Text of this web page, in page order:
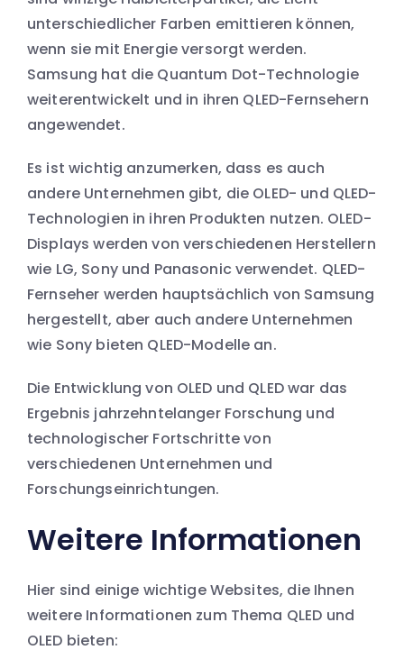
unterschiedlicher Farben emittieren können,
wenn sie mit Energie versorgt werden.
Samsung hat die Quantum Dot-Technologie
weiterentwickelt und in ihren QLED-Fernsehern
angewendet.
Es ist wichtig anzumerken, dass es auch
andere Unternehmen gibt, die OLED- und QLED-
Technologien in ihren Produkten nutzen. OLED-
Displays werden von verschiedenen Herstellern
wie LG, Sony und Panasonic verwendet. QLED-
Fernseher werden hauptsächlich von Samsung
hergestellt, aber auch andere Unternehmen
wie Sony bieten QLED-Modelle an.
Die Entwicklung von OLED und QLED war das
Ergebnis jahrzehntelanger Forschung und
technologischer Fortschritte von
verschiedenen Unternehmen und
Forschungseinrichtungen.
Weitere Informationen
Hier sind einige wichtige Websites, die Ihnen
weitere Informationen zum Thema QLED und
OLED bieten: